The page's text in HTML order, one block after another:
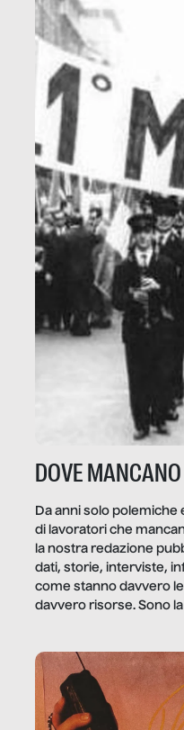
DOVE
Da anni solo polemiche
di lavoratori che
la nostra redazione
dati, storie, interviste,
come stanno davvero
davvero risorse. Sono